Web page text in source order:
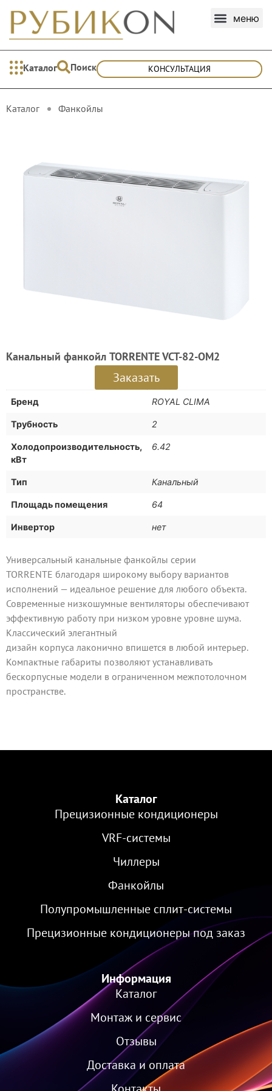
Каталог Поиск КОНСУЛЬТАЦИЯ
Каталог Фанкойлы
Канальный фанкойл TORRENTE VCT-82-OM2
Заказать
Бренд ROYAL CLIMA
Трубность 2
Холодопроизводительность,
кВт
6.42
Тип Канальный
Площадь помещения 64
Инвертор нет
Универсальный канальные фанкойлы серии
TORRENTE благодаря широкому выбору вариантов
исполнений — идеальное решение для любого объекта.
Современные низкошумные вентиляторы обеспечивают
эффективную работу при низком уровне уровне шума.
Классический элегантный
дизайн корпуса лаконично впишется в любой интерьер.
Компактные габариты позволяют устанавливать
бескорпусные модели в ограниченном межпотолочном
пространстве.
Каталог
Прецизионные кондиционеры
VRF-cистемы
Чиллеры
Фанкойлы
Полупромышленные сплит-системы
Прецизионные кондиционеры под заказ
Информация
Каталог
Монтаж и сервис
Отзывы
Доставка и оплата